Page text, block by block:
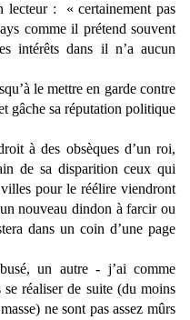
lecteur : « certainement pas
comme il prétend souvent
intérêts dans il n’a aucun
le mettre en garde contre
gâche sa réputation politique
à des obsèques d’un roi,
de sa disparition ceux qui
pour le réélire viendront
nouveau dindon à farcir ou
dans un coin d’une page
un autre - j’ai comme
réaliser de suite (du moins
ne sont pas assez mûrs